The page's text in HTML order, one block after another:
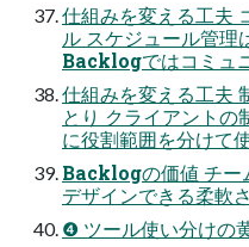
仕組みを変える工夫
ル スケジュール管理
Backlogではコミュ
仕組みを変える工夫
とり クライアントの
に役割範囲を分けて
Backlogの価値 チー
デザインできる柔軟さ
❹ ツール使い分けの